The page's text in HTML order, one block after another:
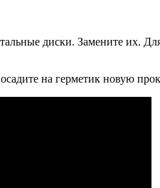
диски. Замените их. Для
на герметик новую